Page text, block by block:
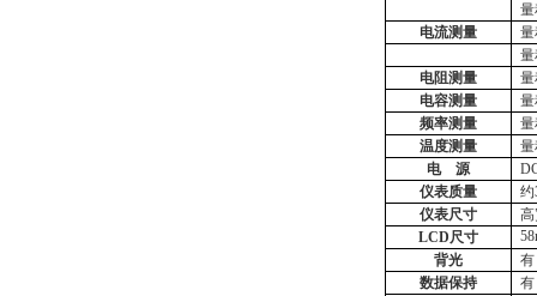
电流测量
电阻测量
电容测量
频率测量
温度测量
电
源
仪表质量
约
仪表尺寸
LCD尺寸
背光
有
数据保持
有